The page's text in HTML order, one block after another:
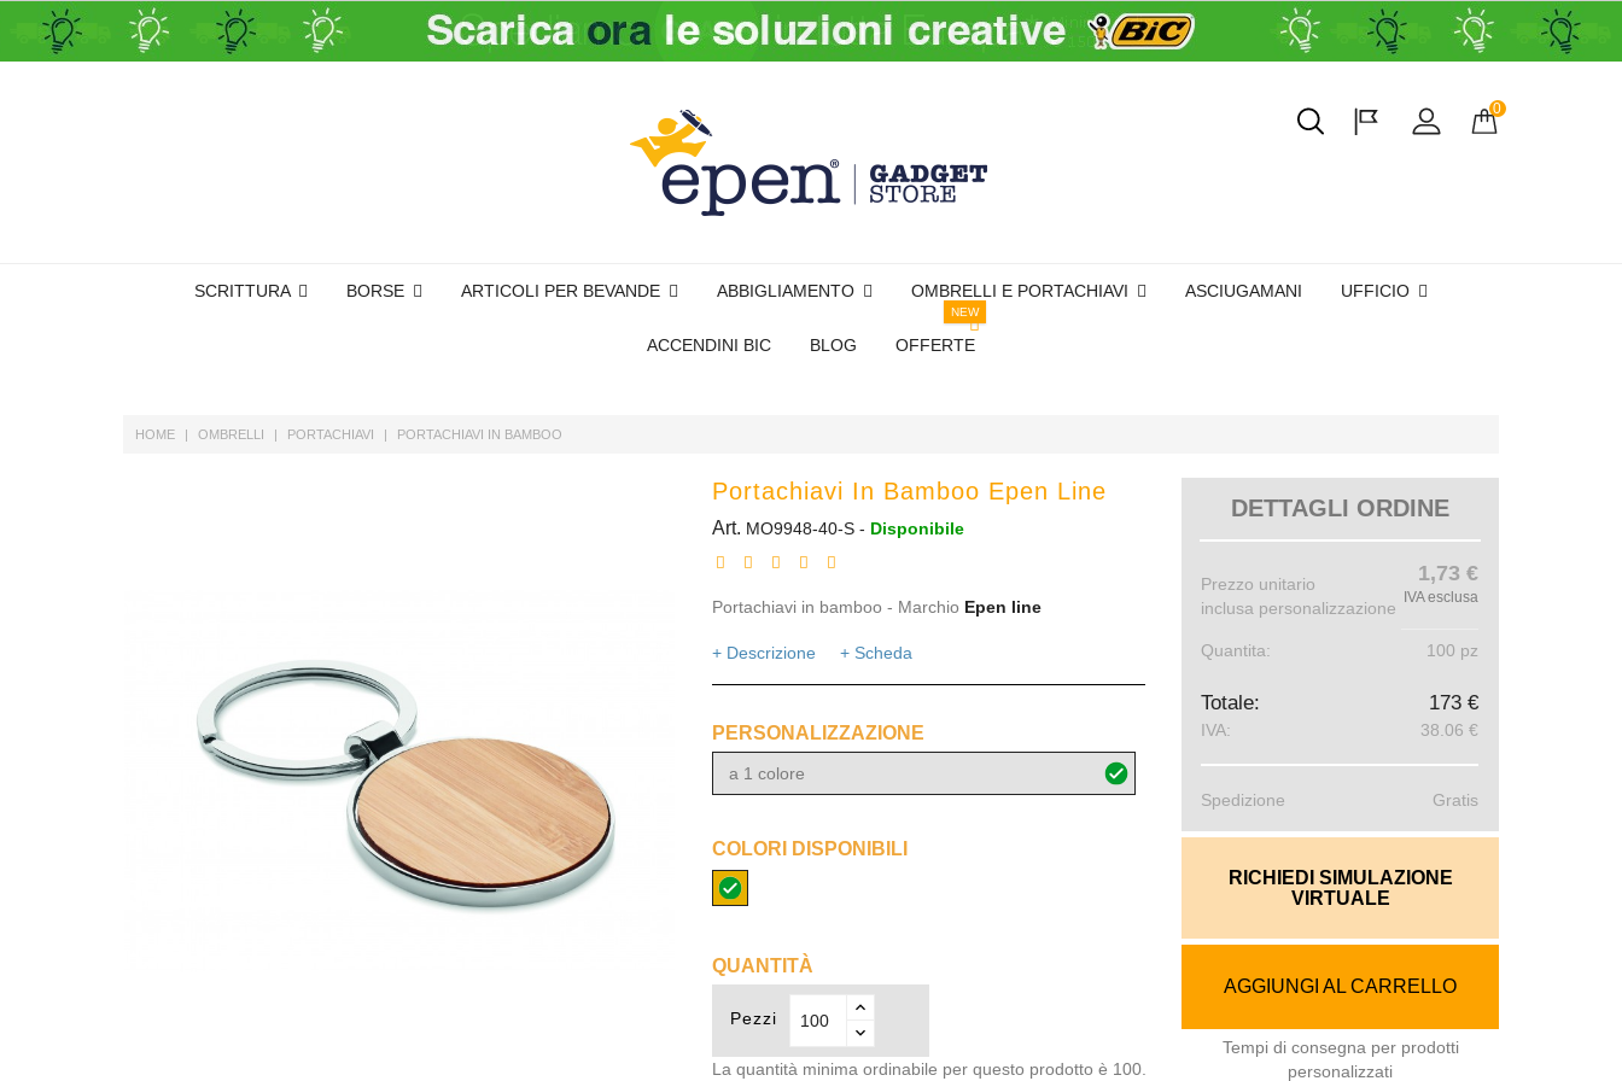
0
SCRITTURA BORSE ARTICOLI PER BEVANDE ABBIGLIAMENTO OMBRELLI E PORTACHIAVI ASCIUGAMANI UFFICIO
ACCENDINI BIC BLOG OFFERTE
NEW
HOME OMBRELLI PORTACHIAVI PORTACHIAVI IN BAMBOO
Portachiavi In Bamboo Epen Line
Art. MO9948-40-S - Disponibile
Portachiavi in bamboo - Marchio Epen line
+ Descrizione + Scheda
PERSONALIZZAZIONE
a 1 colore
COLORI DISPONIBILI
Legno
QUANTITÀ
Pezzi
La quantità minima ordinabile per questo prodotto è 100.
DETTAGLI ORDINE
Prezzo unitario
inclusa personalizzazione
1,73 €
IVA esclusa
Quantita: 100 pz
Totale: 173 €
IVA: 38.06 €
Spedizione Gratis
RICHIEDI SIMULAZIONE
VIRTUALE
AGGIUNGI AL CARRELLO
Tempi di consegna per prodotti
personalizzati